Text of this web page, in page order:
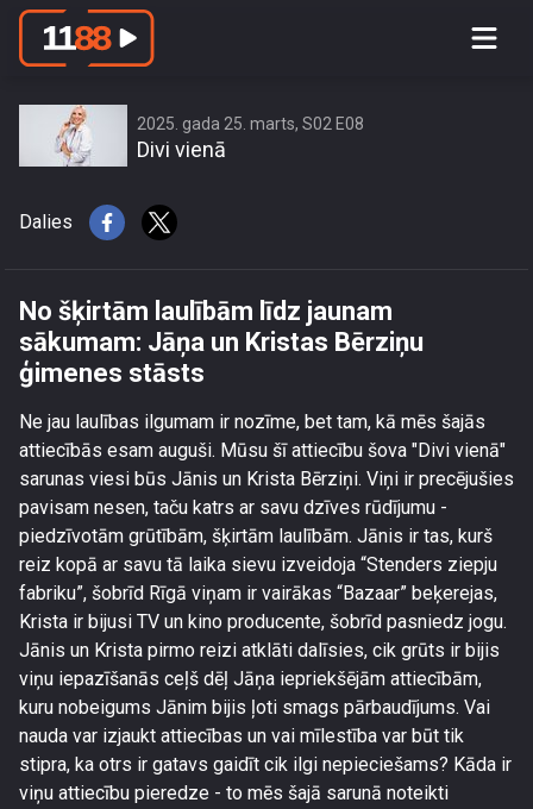
No šķirtām laulībām līdz jaunam
2025. gada 25. marts, S02 E08
Divi vienā
Dalies
No šķirtām laulībām līdz jaunam
sākumam: Jāņa un Kristas Bērziņu
ģimenes stāsts
Ne jau laulības ilgumam ir nozīme, bet tam, kā mēs šajās
attiecībās esam auguši. Mūsu šī attiecību šova "Divi vienā"
sarunas viesi būs Jānis un Krista Bērziņi. Viņi ir precējušies
pavisam nesen, taču katrs ar savu dzīves rūdījumu -
piedzīvotām grūtībām, šķirtām laulībām. Jānis ir tas, kurš
reiz kopā ar savu tā laika sievu izveidoja “Stenders ziepju
fabriku”, šobrīd Rīgā viņam ir vairākas “Bazaar” beķerejas,
Krista ir bijusi TV un kino producente, šobrīd pasniedz jogu.
Jānis un Krista pirmo reizi atklāti dalīsies, cik grūts ir bijis
viņu iepazīšanās ceļš dēļ Jāņa iepriekšējām attiecībām,
kuru nobeigums Jānim bijis ļoti smags pārbaudījums. Vai
nauda var izjaukt attiecības un vai mīlestība var būt tik
stipra, ka otrs ir gatavs gaidīt cik ilgi nepieciešams? Kāda ir
viņu attiecību pieredze - to mēs šajā sarunā noteikti